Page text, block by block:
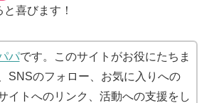
喜びます！
パです。このサイトがお役にたちま
SNSのフォロー、お気に入りへの
イトへのリンク、活動への支援をし